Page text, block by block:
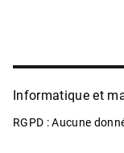
Informatique et
RGPD : Aucune